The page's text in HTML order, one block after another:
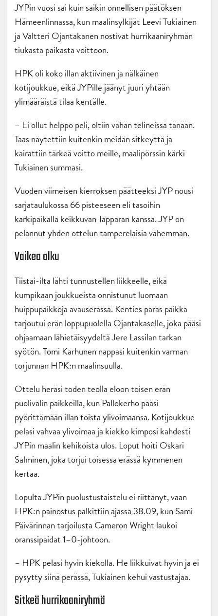
JYPin vuosi sai kuin saikin onnellisen päätöksen
Hämeenlinnassa, kun maalinsylkijät Leevi Tukiainen
ja Valtteri Ojantakanen nostivat hurrikaaniryhmän
tiukasta paikasta voittoon.
HPK oli koko illan aktiivinen ja nälkäinen
kotijoukkue, eikä JYPille jäänyt juuri yhtään
ylimääräistä tilaa kentälle.
– Ei ollut helppo peli, oltiin vähän telineissä tänään.
Taas näytettiin kuitenkin meidän sitkeyttä ja
kairattiin tärkeä voitto meille, maalipörssin kärki
Tukiainen summasi.
Vuoden viimeisen kierroksen päätteeksi JYP nousi
sarjataulukossa 66 pisteeseen eli tasoihin
kärkipaikalla keikkuvan Tapparan kanssa. JYP on
pelannut yhden ottelun tamperelaisia vähemmän.
Vaikea alku
Tiistai-ilta lähti tunnustellen liikkeelle, eikä
kumpikaan joukkueista onnistunut luomaan
huippupaikkoja avauserässä. Kenties paras paikka
tarjoutui erän loppupuolella Ojantakaselle, joka pääsi
ohjaamaan lähietäisyydeltä Jere Lassilan tarkan
syötön. Tomi Karhunen nappasi kuitenkin varman
torjunnan HPK:n maalinsuulla.
Ottelu heräsi toden teolla eloon toisen erän
puolivälin paikkeilla, kun Pallokerho pääsi
pyörittämään illan toista ylivoimaansa. Kotijoukkue
pelasi vahvaa ylivoimaa ja kiekko kimposi kahdesti
JYPin maalin kehikoista ulos. Loput hoiti Oskari
Salminen, joka torjui toisessa erässä kymmenen
kertaa.
Lopulta JYPin puolustustaistelu ei riittänyt, vaan
HPK:n painostus palkittiin ajassa 38.09, kun Sami
Päivärinnan tarjoilusta Cameron Wright laukoi
oranssipaidat 1–0-johtoon.
– HPK pelasi hyvin kiekolla. He liikkuivat hyvin ja ei
pysytty siinä perässä, Tukiainen kehui vastustajaa.
Sitkeä hurrikaaniryhmä